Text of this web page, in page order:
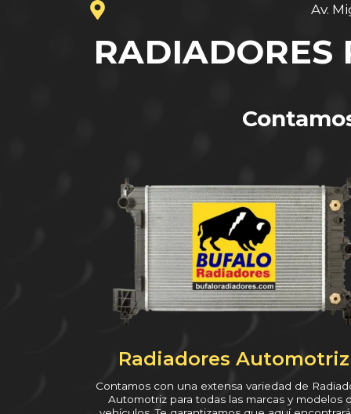
Av.
RADIADORES
Radiadores Automotriz
Contamos con una extensa variedad de
Automotriz para todas las marcas y modelos